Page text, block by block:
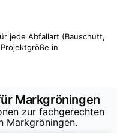
jede Abfallart (Bauschutt,
in
Markgröningen
zur fachgerechten
Markgröningen.